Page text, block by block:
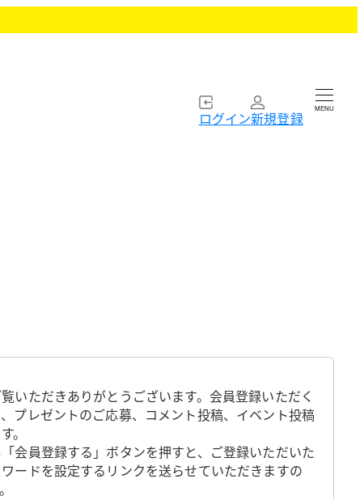
ログイン新規登録 MENU
いただきありがとうございます。会員登録いただく
プレゼントのご応募、コメント投稿、イベント投稿
。
会員登録する」ボタンを押すと、ご登録いただいた
ードを設定するリンクを送らせていただきますの